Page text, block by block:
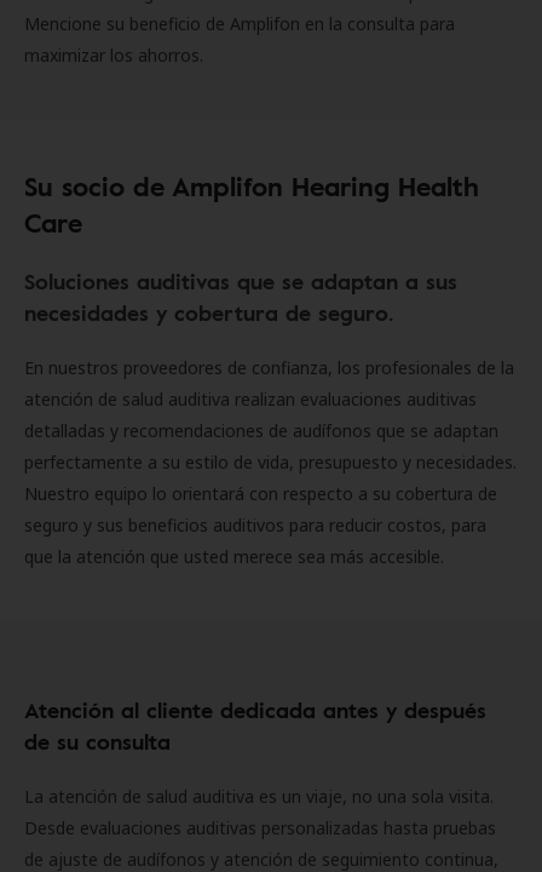
Mencione su beneficio de Amplifon en la consulta para
maximizar los ahorros.
Su socio de Amplifon Hearing Health
Care
Soluciones auditivas que se adaptan a sus
necesidades y cobertura de seguro.
En nuestros proveedores de confianza, los profesionales de la
atención de salud auditiva realizan evaluaciones auditivas
detalladas y recomendaciones de audífonos que se adaptan
perfectamente a su estilo de vida, presupuesto y necesidades.
Nuestro equipo lo orientará con respecto a su cobertura de
seguro y sus beneficios auditivos para reducir costos, para
que la atención que usted merece sea más accesible.
Atención al cliente dedicada antes y después
de su consulta
La atención de salud auditiva es un viaje, no una sola visita.
Desde evaluaciones auditivas personalizadas hasta pruebas
de ajuste de audífonos y atención de seguimiento continua,